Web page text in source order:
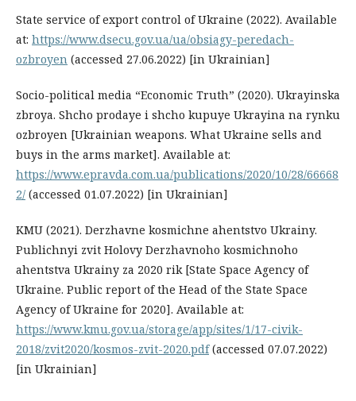
State service of export control of Ukraine (2022). Available
at: https://www.dsecu.gov.ua/ua/obsiagy-peredach-
ozbroyen (accessed 27.06.2022) [in Ukrainian]
Socio-political media “Economic Truth” (2020). Ukrayinska
zbroya. Shcho prodaye i shcho kupuye Ukrayina na rynku
ozbroyen [Ukrainian weapons. What Ukraine sells and
buys in the arms market]. Available at:
https://www.epravda.com.ua/publications/2020/10/28/66668
2/ (accessed 01.07.2022) [in Ukrainian]
KMU (2021). Derzhavne kosmichne ahentstvo Ukrainy.
Publichnyi zvit Holovy Derzhavnoho kosmichnoho
ahentstva Ukrainy za 2020 rik [State Space Agency of
Ukraine. Public report of the Head of the State Space
Agency of Ukraine for 2020]. Available at:
https://www.kmu.gov.ua/storage/app/sites/1/17-civik-
2018/zvit2020/kosmos-zvit-2020.pdf(accessed 07.07.2022)
[in Ukrainian]